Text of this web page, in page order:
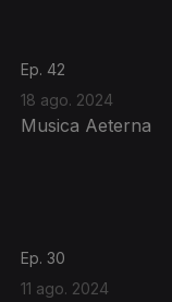
Ep. 42
18 ago. 2024
Musica Aeterna
Ep. 30
11 ago. 2024